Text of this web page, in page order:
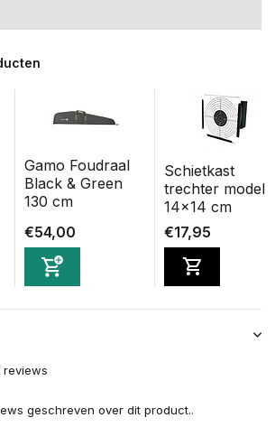
Gamo Foudraal
Black & Green
130 cm
€54,00
Schietkast
trechter model
14x14 cm
€17,95
reviews
geschreven over dit product..